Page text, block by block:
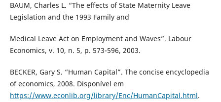
BAUM, Charles L. “The effects of State Maternity Leave
Legislation and the 1993 Family and
Medical Leave Act on Employment and Waves”. Labour
Economics, v. 10, n. 5, p. 573-596, 2003.
BECKER, Gary S. “Human Capital”. The concise encyclopedia
of economics, 2008. Disponível em
https://www.econlib.org/library/Enc/HumanCapital.html.